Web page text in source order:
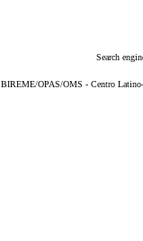
Search
BIREME/OPAS/OMS - Centro Latino-